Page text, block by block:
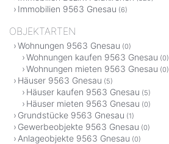
Immobilien 9563 Gnesau (6)
OBJEKTARTEN
Wohnungen 9563 Gnesau (0)
Wohnungen kaufen 9563 Gnesau (0)
Wohnungen mieten 9563 Gnesau (0)
Häuser 9563 Gnesau (5)
Häuser kaufen 9563 Gnesau (5)
Häuser mieten 9563 Gnesau (0)
Grundstücke 9563 Gnesau (1)
Gewerbeobjekte 9563 Gnesau (0)
Anlageobjekte 9563 Gnesau (0)